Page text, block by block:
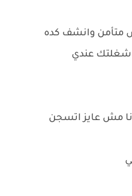
متأمن وانشف كده
شغلتك عندي
مش عايز اتسجن